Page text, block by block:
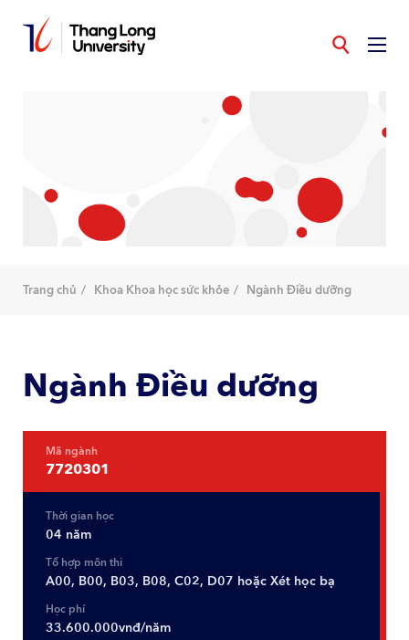
Trang chủ Khoa Khoa học sức khỏe Ngành Điều dưỡng
Ngành Điều dưỡng
Mã ngành
7720301
Thời gian học
04 năm
Tổ hợp môn thi
A00, B00, B03, B08, C02, D07 hoặc Xét học bạ
Học phí
33.600.000vnđ/năm